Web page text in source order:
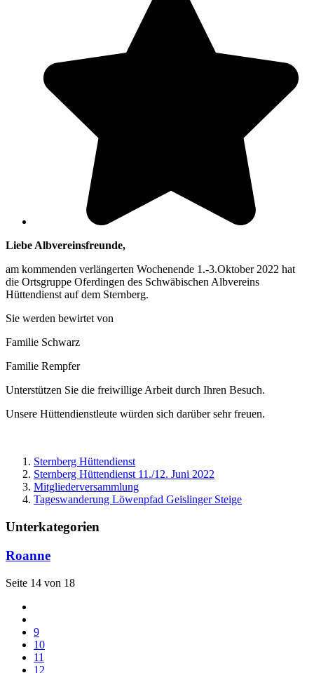
Liebe Albvereinsfreunde,
am kommenden verlängerten Wochenende 1.-3.Oktober 2022 hat
die Ortsgruppe Oferdingen des Schwäbischen Albvereins
Hüttendienst auf dem Sternberg.
Sie werden bewirtet von
Familie Schwarz
Familie Rempfer
Unterstützen Sie die freiwillige Arbeit durch Ihren Besuch.
Unsere Hüttendienstleute würden sich darüber sehr freuen.
Sternberg Hüttendienst
Sternberg Hüttendienst 11./12. Juni 2022
Mitgliederversammlung
Tageswanderung Löwenpfad Geislinger Steige
Unterkategorien
Roanne
Seite 14 von 18
9
10
11
12